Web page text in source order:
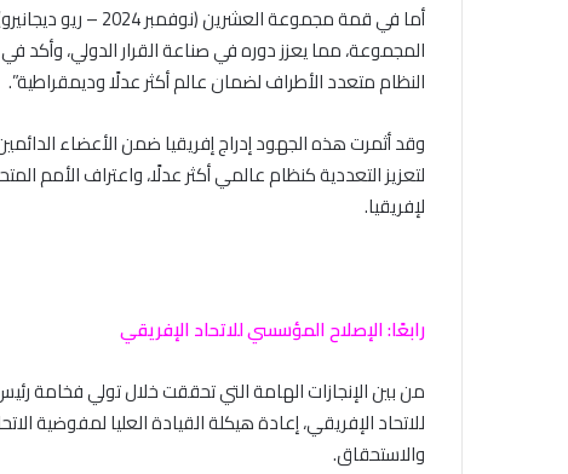
أما في قمة مجموعة
النظام متعدد الأطراف لضمان عالم أكثر عدلًا وديمقراطية”.
وقد أثمرت هذه الجهود إدراج إفريقيا ضمن الأعضاء
لتعزيز التعددية كنظام عالمي أكثر عدلًا، واعتراف الأمم
لإفريقيا.
رابعًا: الإصلاح المؤسسي للاتحاد الإفريقي
من بين الإنجازات الهامة التي تحققت خلال تولي فخامة
للاتحاد الإفريقي، إعادة هيكلة القيادة العليا لمفوضية
والاستحقاق.